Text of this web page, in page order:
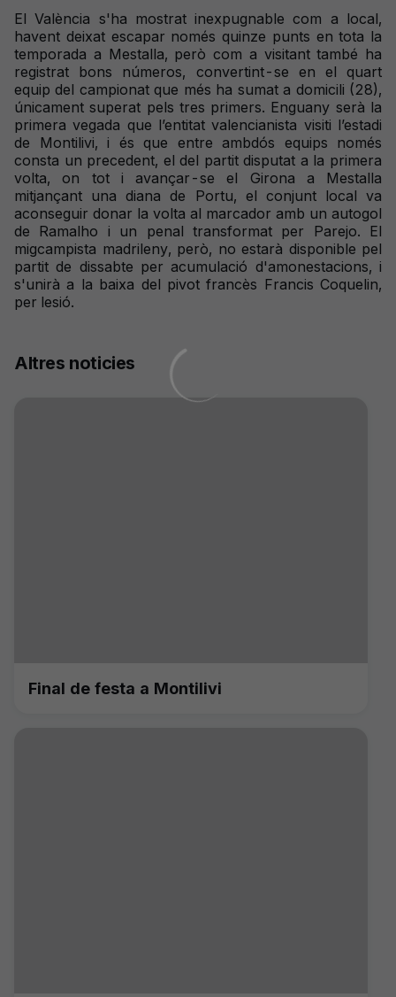
El València s'ha mostrat inexpugnable com a local,
havent deixat escapar només quinze punts en tota la
temporada a Mestalla, però com a visitant també ha
registrat bons números, convertint-se en el quart
equip del campionat que més ha sumat a domicili (28),
únicament superat pels tres primers. Enguany serà la
primera vegada que l’entitat valencianista visiti l’estadi
de Montilivi, i és que entre ambdós equips només
consta un precedent, el del partit disputat a la primera
volta, on tot i avançar-se el Girona a Mestalla
mitjançant una diana de Portu, el conjunt local va
aconseguir donar la volta al marcador amb un autogol
de Ramalho i un penal transformat per Parejo. El
migcampista madrileny, però, no estarà disponible pel
partit de dissabte per acumulació d'amonestacions, i
s'unirà a la baixa del pivot francès Francis Coquelin,
per lesió.
Altres noticies
Final de festa a Montilivi